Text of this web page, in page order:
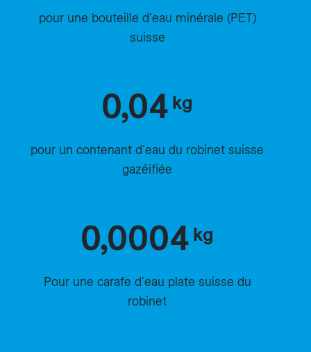
pour une bouteille d'eau minérale (PET)
suisse
0,04kg
pour un contenant d'eau du robinet suisse
gazéifiée
0,0004kg
Pour une carafe d'eau plate suisse du
robinet